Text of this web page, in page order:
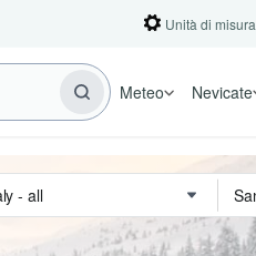
Unità di misura
Meteo Nevicate